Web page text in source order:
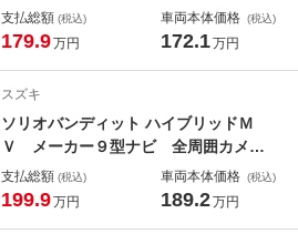
フティサポート アダプティブクルー
ズ ＥＴＣ フルセグ Ｂｌｕｅｔｏ
ライト スマートキー
支払総額 (税込)
179.9万円
車両本体価格 (税込)
172.1万円
スズキ
ソリオバンディット ハイブリッドＭ
Ｖ メーカー９型ナビ 全周囲カメ
ラ 衝突軽減 両側電動スライドド
ア ＥＴＣ フルセグ Ｂｌｕｅｔｏ
支払総額 (税込)
199.9万円
車両本体価格 (税込)
189.2万円